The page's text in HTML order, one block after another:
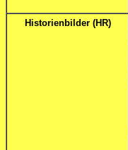
Historienbilder (HR)